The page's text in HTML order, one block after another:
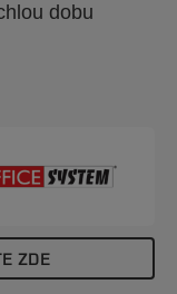
dobu
až 2x125
Inspire+
pro
- stačí
je
ZDE